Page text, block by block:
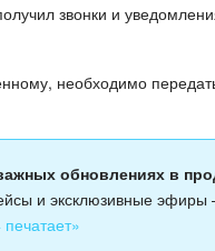
звонки и
необходимо
обновлениях в
и эксклюзивные